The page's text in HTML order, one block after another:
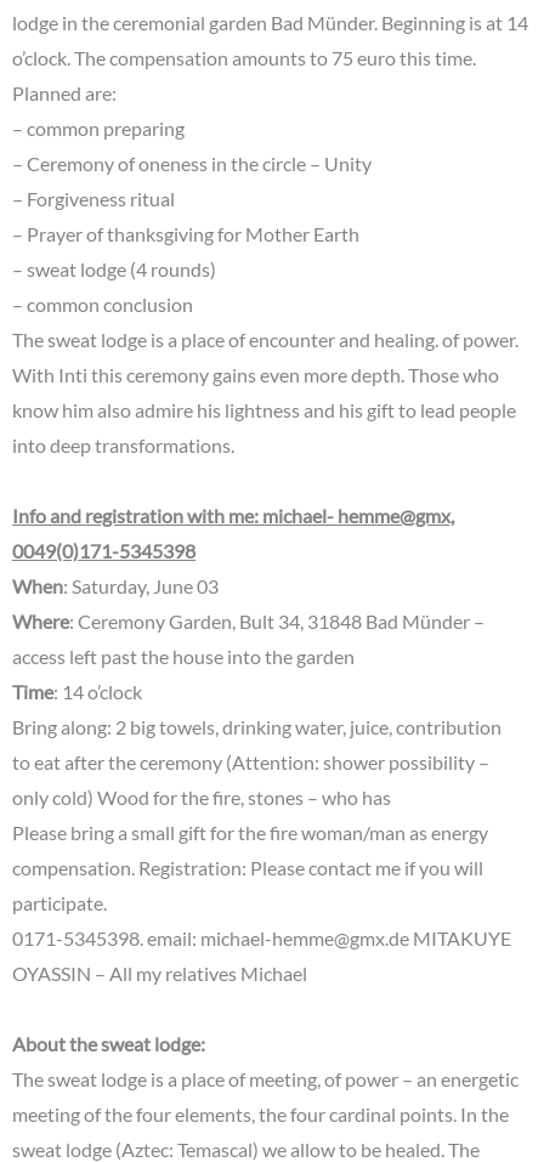
lodge in the ceremonial garden Bad Münder. Beginning is at 14
o’clock. The compensation amounts to 75 euro this time.
Planned are:
– common preparing
– Ceremony of oneness in the circle – Unity
– Forgiveness ritual
– Prayer of thanksgiving for Mother Earth
– sweat lodge (4 rounds)
– common conclusion
The sweat lodge is a place of encounter and healing. of power.
With Inti this ceremony gains even more depth. Those who
know him also admire his lightness and his gift to lead people
into deep transformations.
Info and registration with me: michael- hemme@gmx,
0049(0)171-5345398
When: Saturday, June 03
Where: Ceremony Garden, Bult 34, 31848 Bad Münder –
access left past the house into the garden
Time: 14 o’clock
Bring along: 2 big towels, drinking water, juice, contribution
to eat after the ceremony (Attention: shower possibility –
only cold) Wood for the fire, stones – who has
Please bring a small gift for the fire woman/man as energy
compensation. Registration: Please contact me if you will
participate.
0171-5345398. email: michael-hemme@gmx.de MITAKUYE
OYASSIN – All my relatives Michael
About the sweat lodge:
The sweat lodge is a place of meeting, of power – an energetic
meeting of the four elements, the four cardinal points. In the
sweat lodge (Aztec: Temascal) we allow to be healed. The